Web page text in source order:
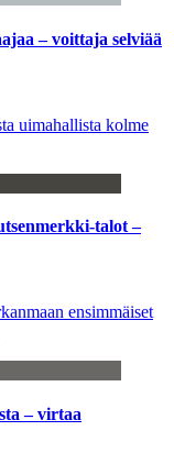
– voittaja selviää
uimahallista kolme
talot –
ensimmäiset
– virtaa